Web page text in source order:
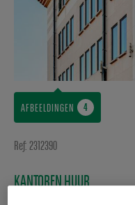
AFBEELDINGEN
Ref: 2312390
KANTOREN HUUR